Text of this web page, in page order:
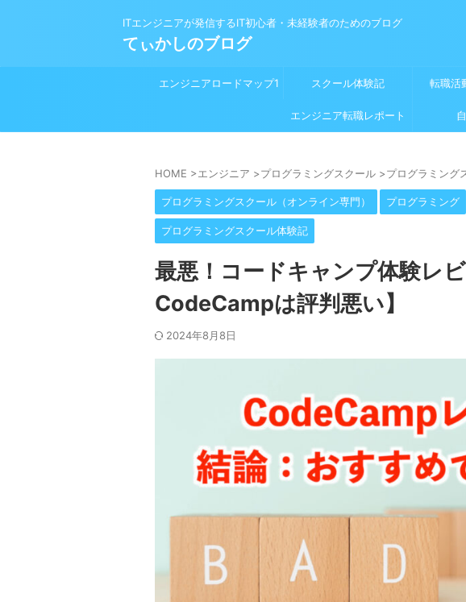
ITエンジニアが発信するIT初心者・未経験者のためのブログ
てぃかしのブログ
エンジニアロードマップ1 スクール体験記 転職活
エンジニア転職レポート
HOME >エンジニア >プログラミングスクール >プログラミング
プログラミングスクール（オンライン専門） プログラミング
プログラミングスクール体験記
最悪！コードキャンプ体験レ
CodeCampは評判悪い】
2024年8月8日